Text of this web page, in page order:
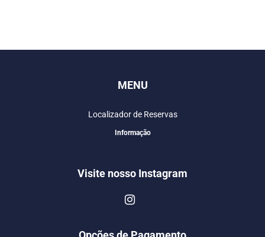
MENU
Localizador de Reservas
Informação
Visite nosso Instagram